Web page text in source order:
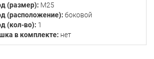
(размер): М25
(расположение): боковой
(кол-во): 1
в комплекте: нет